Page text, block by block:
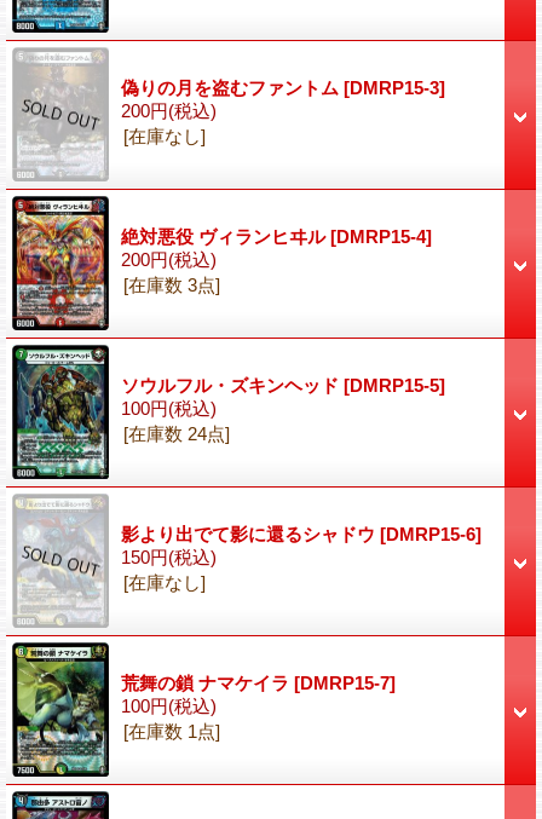
偽りの月を盗むファントム [DMRP15-3]
200円(税込)
[在庫なし]
絶対悪役 ヴィランヒヰル[DMRP15-4]
200円(税込)
[在庫数 3点]
ソウルフル・ズキンヘッド [DMRP15-5]
100円(税込)
[在庫数 24点]
影より出でて影に還るシャドウ [DMRP15-6]
150円(税込)
[在庫なし]
荒舞の鎖 ナマケイラ [DMRP15-7]
100円(税込)
[在庫数 1点]